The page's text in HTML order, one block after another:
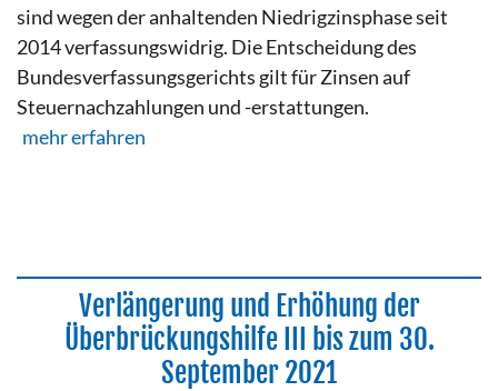
sind wegen der anhaltenden Niedrigzinsphase seit
2014 verfassungswidrig. Die Entscheidung des
Bundesverfassungsgerichts gilt für Zinsen auf
Steuernachzahlungen und -erstattungen.
mehr erfahren
Verlängerung und Erhöhung der
Überbrückungshilfe III bis zum 30.
September 2021